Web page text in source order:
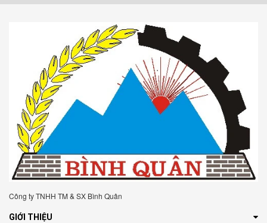
Công ty TNHH TM & SX Bình Quân
GIỚI THIỆU